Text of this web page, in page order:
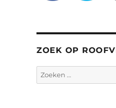
ZOEK OP
Zoeken
naar: